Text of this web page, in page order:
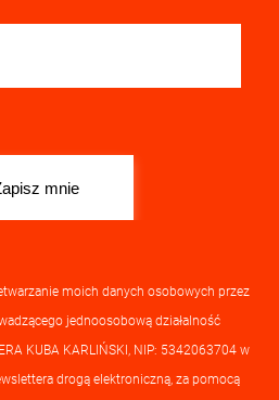
moich danych osobowych przez
jednoosobową działalność
KUBA KARLIŃSKI, NIP: 5342063704 w
drogą elektroniczną, za pomocą